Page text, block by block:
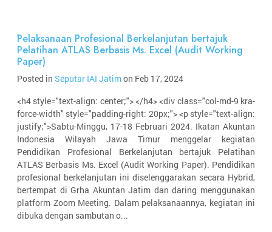
Pelaksanaan Profesional Berkelanjutan bertajuk
Pelatihan ATLAS Berbasis Ms. Excel (Audit Working
Paper)
Posted in Seputar IAI Jatimon Feb 17, 2024
<h4 style="text-align: center;"> </h4> <div class="col-md-9 kra-
force-width" style="padding-right: 20px;"> <p style="text-align:
justify;">Sabtu-Minggu, 17-18 Februari 2024. Ikatan Akuntan
Indonesia Wilayah Jawa Timur menggelar kegiatan
Pendidikan Profesional Berkelanjutan bertajuk Pelatihan
ATLAS Berbasis Ms. Excel (Audit Working Paper). Pendidikan
profesional berkelanjutan ini diselenggarakan secara Hybrid,
bertempat di Grha Akuntan Jatim dan daring menggunakan
platform Zoom Meeting. Dalam pelaksanaannya, kegiatan ini
dibuka dengan sambutan o...